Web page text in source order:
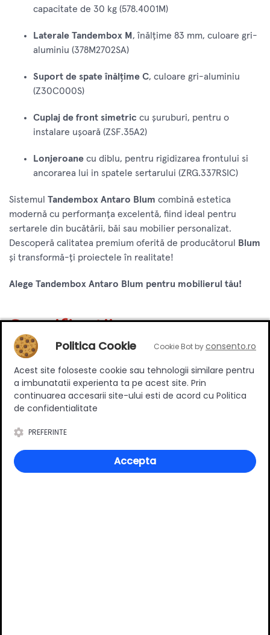
capacitate de 30 kg (578.4001M)
Laterale Tandembox M , înălțime 83 mm, culoare gri-
aluminiu (378M2702SA)
Suport de spate înălțime C, culoare gri-aluminiu
(Z30C000S)
Cuplaj de front simetric cu șuruburi, pentru o
instalare ușoară (ZSF.35A2)
Lonjeroane cu diblu, pentru rigidizarea frontului si
ancorarea lui in spatele sertarului (ZRG.337RSIC)
Sistemul Tandembox Antaro Blum combină estetica
modernă cu performanța excelentă, fiind ideal pentru
sertarele din bucătării, băi sau mobilier personalizat.
Descoperă calitatea premium oferită de producătorul
Blum
și transformă-ți proiectele în realitate!
Alege Tandembox Antaro Blum pentru mobilierul tău!
Specificatii
Lungime nominala (mm)
400 mm
Varianta extragere
Totala
Capacitate portanta (kg)
Suruburi incluse
Material
Metal/Plastic
Culoare
Politica Cookie Cookie Bot byconsento.ro
Acest site foloseste cookie sau tehnologii similare pentru
a imbunatatii experienta ta pe acest site. Prin
continuarea accesarii site-ului esti de acord cu Politica
de confidentialitate
PREFERINTE
Accepta